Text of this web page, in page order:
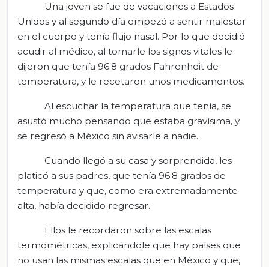
Una joven se fue de vacaciones a Estados
Unidos y al segundo día empezó a sentir malestar
en el cuerpo y tenía flujo nasal. Por lo que decidió
acudir al médico, al tomarle los signos vitales le
dijeron que tenía 96.8 grados Fahrenheit de
temperatura, y le recetaron unos medicamentos.
Al escuchar la temperatura que tenía, se
asustó mucho pensando que estaba gravísima, y
se regresó a México sin avisarle a nadie.
Cuando llegó a su casa y sorprendida, les
platicó a sus padres, que tenía 96.8 grados de
temperatura y que, como era extremadamente
alta, había decidido regresar.
Ellos le recordaron sobre las escalas
termométricas, explicándole que hay países que
no usan las mismas escalas que en México y que,